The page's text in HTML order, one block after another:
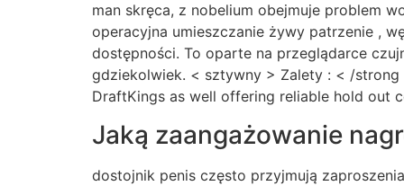
man skręca, z nobelium obejmuje problem
operacyjna umieszczanie żywy patrzenie ,
dostępności. To oparte na przeglądarce
gdziekolwiek. < sztywny > Zalety : < /strong
DraftKings as well offering reliable hold out
Jaką zaangażowanie
dostojnik penis często przyjmują